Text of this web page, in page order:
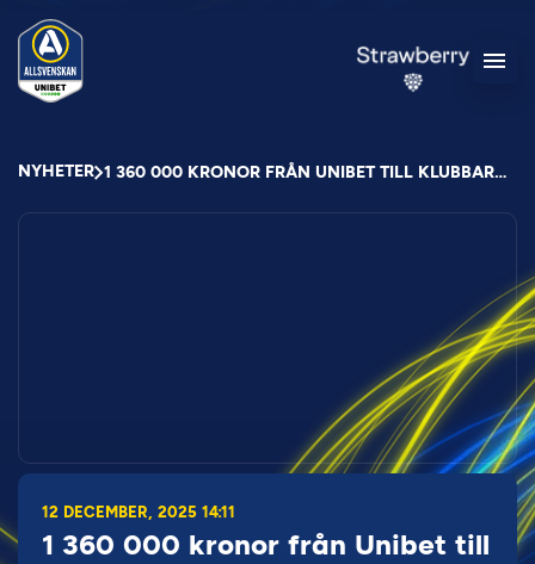
NYHETER 1 360 000 KRONOR FRÅN UNIBET TILL KLUBBARNAS SAMHÄLLSENGAGEMANG GENOM ÅREN
12 DECEMBER, 2025 14:11
1 360 000 kronor från Unibet till